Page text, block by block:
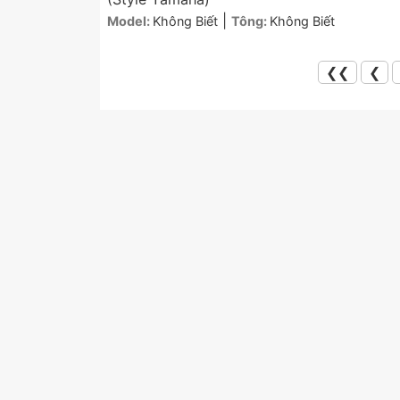
Model: Không Biết Tông: Không Biết
❮❮ ❮